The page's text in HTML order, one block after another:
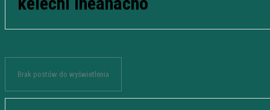
Brak postów do wyświetlenia